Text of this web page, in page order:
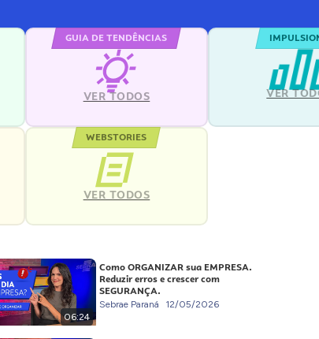
GUIA DE TENDÊNCIAS
VER TODOS VER
WEBSTORIES
VER TODOS
06:24
Como ORGANIZAR sua EMPRESA.
Reduzir erros e crescer com
SEGURANÇA.
Sebrae Paraná 12/05/2026